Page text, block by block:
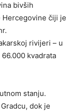
bivših
Hercegovine čiji je
rivijeri – u
kvadrata
stanju.
dok je